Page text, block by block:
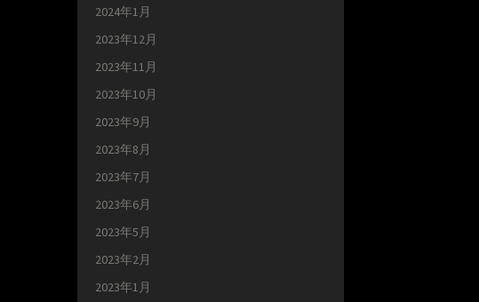
2024年1月
2023年12月
2023年11月
2023年10月
2023年9月
2023年8月
2023年7月
2023年6月
2023年5月
2023年2月
2023年1月